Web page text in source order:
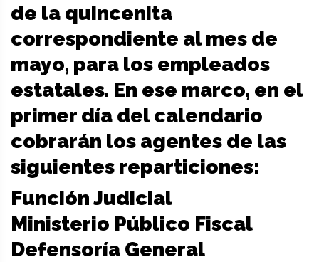
de la quincenita
correspondiente al mes de
mayo, para los empleados
estatales. En ese marco, en el
primer día del calendario
cobrarán los agentes de las
siguientes reparticiones:
Función Judicial
Ministerio Público Fiscal
Defensoría General